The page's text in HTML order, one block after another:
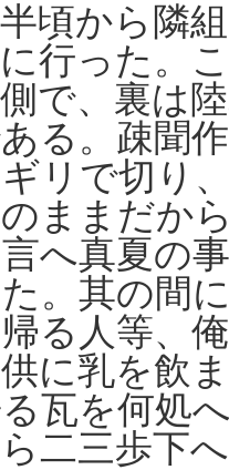
頃から隣
行った。
で、裏は
る。疎聞
リで切り
ままだか
へ真夏の
。其の間
る人等、
に乳を飲
瓦を何処
二三歩下